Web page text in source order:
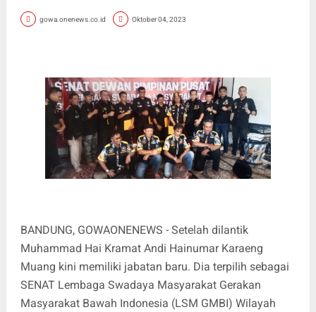
gowa.onenews.co.id Oktober 04, 2023
BANDUNG, GOWAONENEWS - Setelah dilantik
Muhammad Hai Kramat Andi Hainumar Karaeng
Muang kini memiliki jabatan baru. Dia terpilih sebagai
SENAT Lembaga Swadaya Masyarakat Gerakan
Masyarakat Bawah Indonesia (LSM GMBI) Wilayah